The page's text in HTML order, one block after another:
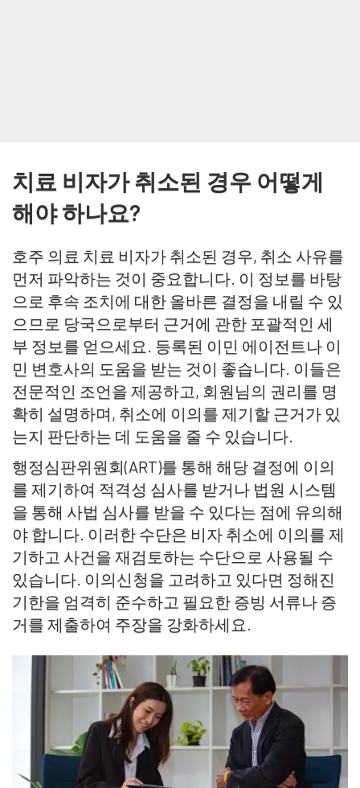
치료 비자가 취소된 경우 어떻게
해야 하나요?
호주 의료 치료 비자가 취소된 경우, 취소 사유를
먼저 파악하는 것이 중요합니다. 이 정보를 바탕
으로 후속 조치에 대한 올바른 결정을 내릴 수 있
으므로 당국으로부터 근거에 관한 포괄적인 세
부 정보를 얻으세요. 등록된 이민 에이전트나 이
민 변호사의 도움을 받는 것이 좋습니다. 이들은
전문적인 조언을 제공하고, 회원님의 권리를 명
확히 설명하며, 취소에 이의를 제기할 근거가 있
는지 판단하는 데 도움을 줄 수 있습니다.
행정심판위원회(ART)를 통해 해당 결정에 이의
를 제기하여 적격성 심사를 받거나 법원 시스템
을 통해 사법 심사를 받을 수 있다는 점에 유의해
야 합니다. 이러한 수단은 비자 취소에 이의를 제
기하고 사건을 재검토하는 수단으로 사용될 수
있습니다. 이의신청을 고려하고 있다면 정해진
기한을 엄격히 준수하고 필요한 증빙 서류나 증
거를 제출하여 주장을 강화하세요.